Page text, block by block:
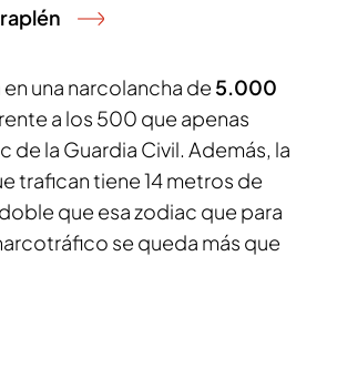
una narcolancha de 5.000
a los 500 que apenas
de la Guardia Civil. Además, la
trafican tiene 14 metros de
que esa zodiac que para
se queda más que